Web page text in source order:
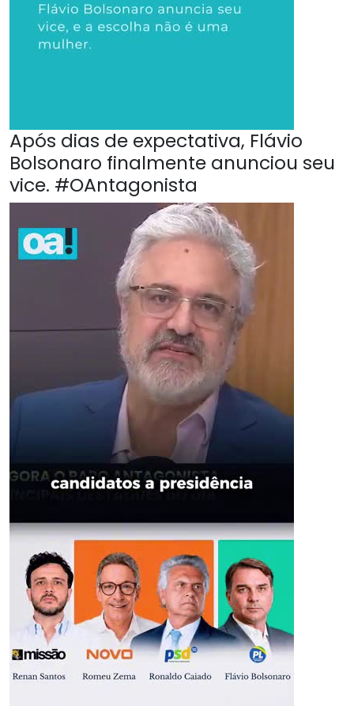
Após dias de expectativa, Flávio
Bolsonaro finalmente anunciou seu
vice. #OAntagonista